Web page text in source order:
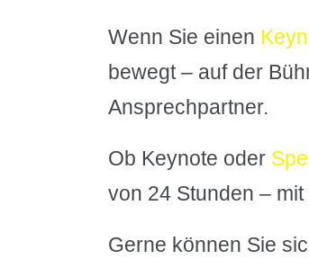
Wenn Sie einen
bewegt – auf der
Ansprechpartner.
Ob Keynote oder
von 24 Stunden –
Gerne können Sie